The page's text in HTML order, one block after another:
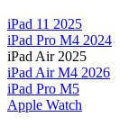
iPad 11 2025
iPad Pro M4 2024
iPad Air 2025
iPad Air M4 2026
iPad Pro M5
Apple Watch